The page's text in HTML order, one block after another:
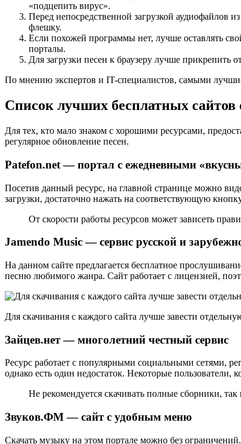
«подцепить вирус».
Перед непосредственной загрузкой аудиофайлов
флешку.
Если похожей программы нет, лучше оставлять
порталы.
Для загрузки песен к браузеру лучше
По мнению экспертов и IT-специалистов, самыми
Список лучших бесплатных
Для тех, кто мало знаком с хорошими ресурсами,
регулярное обновление песен.
Patefon.net — портал с ежедневными
Посетив данный ресурс, на главной странице можно
загрузки, достаточно нажать на соответствующую
От скорости работы ресурсов может зависеть
Jamendo Music — сервис русской и
На данном сайте предлагается бесплатное
песню любимого жанра. Сайт работает с лицензией,
Для скачивания с каждого сайта лучше завести
Зайцев.нет — многолетний честный сервис
Ресурс работает с популярными социальными сетями,
однако есть один недостаток. Некоторые пользователи,
Не рекомендуется скачивать полные сборники,
Звуков.ФМ — сайт с удобным меню
Скачать музыку на этом портале можно без